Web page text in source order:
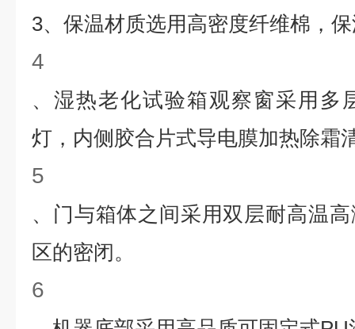
3、保温材质选用高密度纤维棉，
4
、湿热老化试验箱观察窗采用多
灯，内侧胶合片式导电膜加热除霜
5
、门与箱体之间采用双层耐高温
区的密闭。
6